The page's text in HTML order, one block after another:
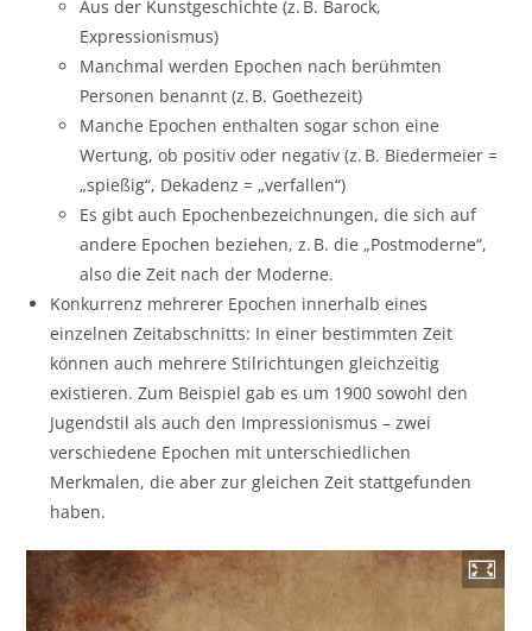
Aus der Kunstgeschichte (z. B. Barock,
Expressionismus)
Manchmal werden Epochen nach berühmten
Personen benannt (z. B. Goethezeit)
Manche Epochen enthalten sogar schon eine
Wertung, ob positiv oder negativ (z. B. Biedermeier =
„spießig“, Dekadenz = „verfallen“)
Es gibt auch Epochenbezeichnungen, die sich auf
andere Epochen beziehen, z. B. die „Postmoderne“,
also die Zeit nach der Moderne.
Konkurrenz mehrerer Epochen innerhalb eines
einzelnen Zeitabschnitts: In einer bestimmten Zeit
können auch mehrere Stilrichtungen gleichzeitig
existieren. Zum Beispiel gab es um 1900 sowohl den
Jugendstil als auch den Impressionismus – zwei
verschiedene Epochen mit unterschiedlichen
Merkmalen, die aber zur gleichen Zeit stattgefunden
haben.